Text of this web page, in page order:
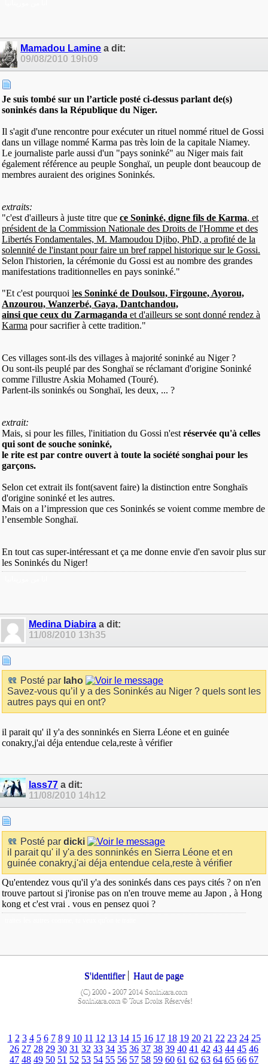
Mamadou Lamine a dit:
09/08/2010 19h09
Je suis tombé sur un l’article posté ci-dessus parlant de(s)
soninkés dans la République du Niger.
Il s'agit d'une rencontre pour exécuter un rituel nommé rituel de Gossi
dans un village nommé Karma pas très loin de la capitale Niamey.
Le journaliste parle aussi d'un "pays soninké" au Niger mais fait
également référence au peuple Songhaï, un peuple dont beaucoup de
membres auraient des origines Soninkés.
extraits:
"c'est d'ailleurs à juste titre que ce Soninké, digne fils de Karma, et
président de la Commission Nationale des Droits de l'Homme et des
Libertés Fondamentales, M. Mamoudou Djibo, PhD, a profité de la
solennité de l'instant pour faire un bref rappel historique sur le Gossi.
Selon l'historien, la cérémonie du Gossi est au nombre des grandes
manifestations traditionnelles en pays soninké."
"Et c'est pourquoi les Soninké de Doulsou, Firgoune, Ayorou,
Anzourou, Wanzerbé, Gaya, Dantchandou,
ainsi que ceux du Zarmaganda et d'ailleurs se sont donné rendez à
Karma pour sacrifier à cette tradition."
Ces villages sont-ils des villages à majorité soninké au Niger ?
Ou sont-ils peuplé par des Songhaï se réclamant d'origine Soninké
comme l'illustre Askia Mohamed (Touré).
Parlent-ils soninkés ou Songhaï, les deux, ... ?
extrait:
Mais, si pour les filles, l'initiation du Gossi n'est réservée qu'à celles
qui sont de souche soninké,
le rite est par contre ouvert à toute la société songhai pour les
garçons.
Selon cet extrait ils font(savent faire) la distinction entre Songhaïs
d'origine soninké et les autres.
Mais on a l’impression que ces Soninkés se voient comme membre de
l’ensemble Songhaï.
En tout cas super-intéressant et ça me donne envie d'en savoir plus sur
les Soninkés du Niger!
Medina Diabira a dit:
11/08/2010 13h35
Posté par laho
Savez-vous qu’il y a des Soninkés au Niger ? quels sont les
autres pays qui en ont?
il parait qu' il y'a des sonninkés en Sierra Léone et en guinée
conakry,j'ai déja entendue cela,reste à vérifier
lass77 a dit:
11/08/2010 14h12
Posté par dicki
il parait qu' il y'a des sonninkés en Sierra Léone et en
guinée conakry,j'ai déja entendue cela,reste à vérifier
Qu'entendez vous qu'il y'a des soninkés dans ces pays cités ? on n'en
trouve partout si j'ironise pas on n'en trouve meme au Japon , à Hong
kong et c'est vrai . vous en pensez quoi ?
S'identifier Haut de page
(C) 2000 - 2007 2014 Soninkara.com
Soninkara.com © Tous Droits Réservés!
1 2 3 4 5 6 7 8 9 10 11 12 13 14 15 16 17 18 19 20 21 22 23 24 25
26 27 28 29 30 31 32 33 34 35 36 37 38 39 40 41 42 43 44 45 46
47 48 49 50 51 52 53 54 55 56 57 58 59 60 61 62 63 64 65 66 67